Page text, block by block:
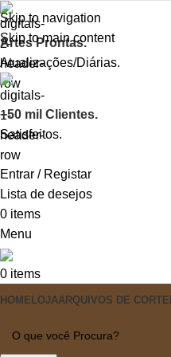
Skip to navigation
Skip to main content
Artes Prontas.
Atualizações/Diárias.
+50 mil Clientes.
Satisfeitos.
Entrar / Registar
Lista de desejos
0 items
Menu
0 items
HOME LOJAARQUIVOS DE CORTE